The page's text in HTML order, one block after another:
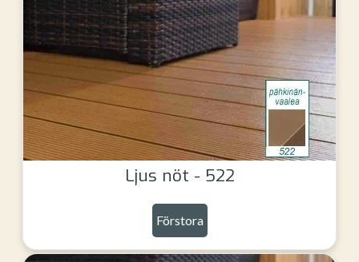
Ljus nöt - 522
Förstora